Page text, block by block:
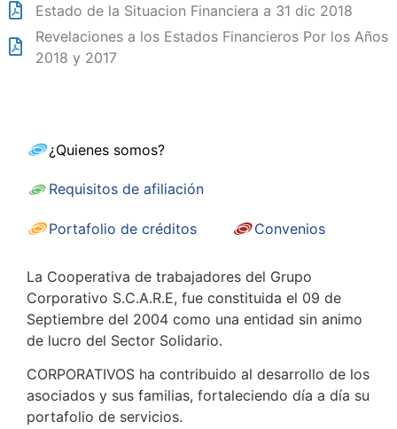
Estado de la Situacion Financiera a 31 dic 2018
Revelaciones a los Estados Financieros Por los Años
2018 y 2017
¿Quienes somos?
Requisitos de afiliación
Portafolio de créditos Convenios
La Cooperativa de trabajadores del Grupo
Corporativo S.C.A.R.E, fue constituida el 09 de
Septiembre del 2004 como una entidad sin animo
de lucro del Sector Solidario.
CORPORATIVOS ha contribuido al desarrollo de los
asociados y sus familias, fortaleciendo día a día su
portafolio de servicios.